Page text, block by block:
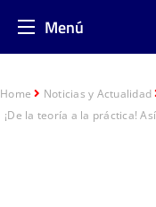
Menú
Home
Noticias y Actualidad
¡De la teoría a la práctica!